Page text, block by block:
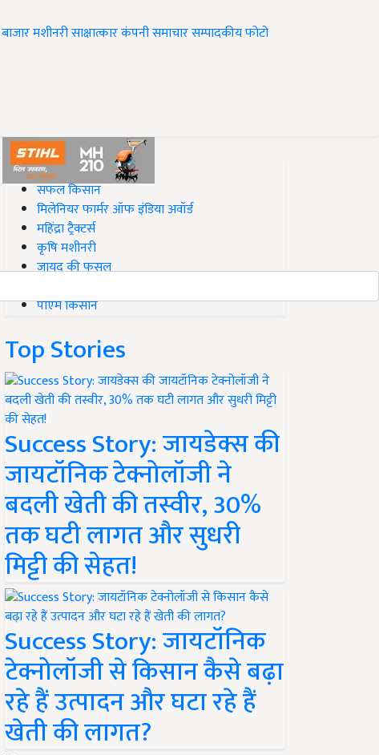
बाजारमशीनरीसाक्षात्कारकंपनी समाचारसम्पादकीयफोटो
#Top on Krishi Jagran
सफल किसान
मिलेनियर फार्मर ऑफ इंडिया अवॉर्ड
महिंद्रा ट्रैक्टर्स
कृषि मशीनरी
जायद की फसल
पीएम किसान
Top Stories
Success Story: जायडेक्स की
जायटॉनिक टेक्नोलॉजी ने
बदली खेती की तस्वीर, 30%
तक घटी लागत और सुधरी
मिट्टी की सेहत!
Success Story: जायटॉनिक
टेक्नोलॉजी से किसान कैसे बढ़ा
रहे हैं उत्पादन और घटा रहे हैं
खेती की लागत?